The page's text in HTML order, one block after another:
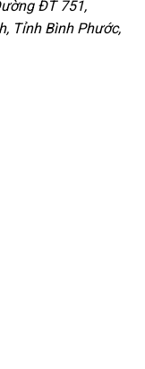
ĐT 751,
Tỉnh Bình Phước,